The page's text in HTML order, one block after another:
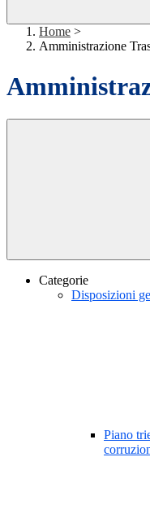
Home >
Amministrazione
Categorie
Disposizioni
Piano